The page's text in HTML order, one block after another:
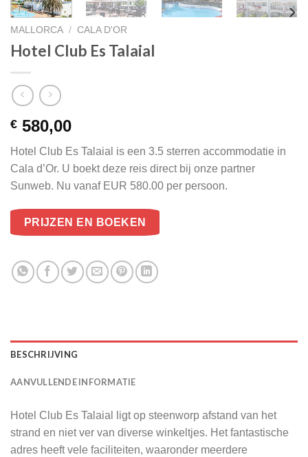
MALLORCA / CALA D'OR
Hotel Club Es Talaial
€ 580,00
Hotel Club Es Talaial is een 3.5 sterren accommodatie in
Cala d’Or. U boekt deze reis direct bij onze partner
Sunweb. Nu vanaf EUR 580.00 per persoon.
PRIJZEN EN BOEKEN
BESCHRIJVING
AANVULLENDE INFORMATIE
Hotel Club Es Talaial ligt op steenworp afstand van het
strand en niet ver van diverse winkeltjes. Het fantastische
adres heeft vele faciliteiten, waaronder meerdere